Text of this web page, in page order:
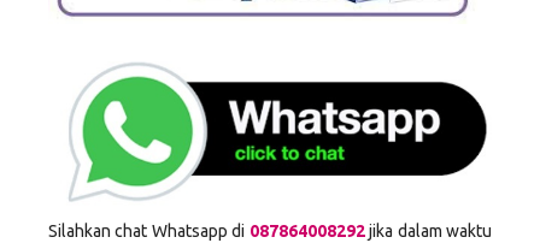
Silahkan chat Whatsapp di 087864008292jika dalam waktu